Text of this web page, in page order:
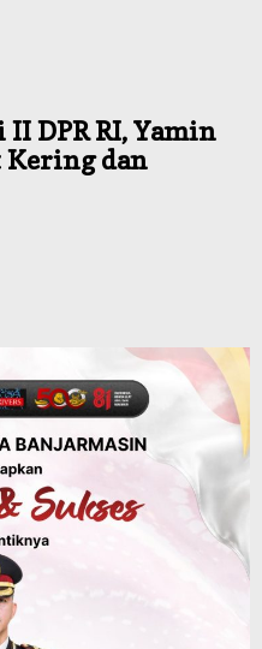
DPR RI, Yamin
Kering dan
IKD Masih
Tangan
Lulut
Amblas,
Ton Lebih Tak